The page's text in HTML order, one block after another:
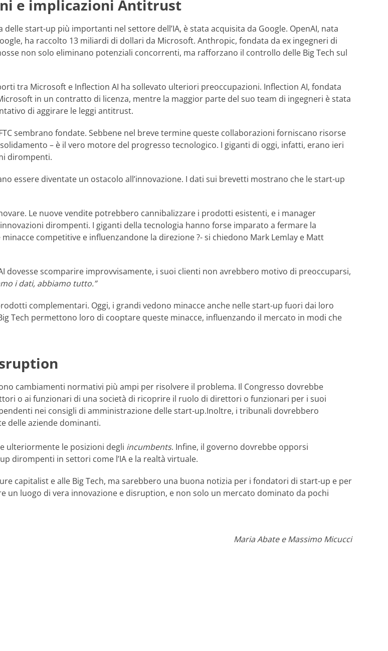
e implicazioni Antitrust
start-up più importanti nel settore dell’IA, è stata acquisita da Google. OpenAI, nata
ha raccolto 13 miliardi di dollari da Microsoft. Anthropic, fondata da ex ingegneri di
non solo eliminano potenziali concorrenti, ma rafforzano il controllo delle Big Tech sul
tra Microsoft e Inflection AI ha sollevato ulteriori preoccupazioni. Inflection AI, fondata
in un contratto di licenza, mentre la maggior parte del suo team di ingegneri è stata
di aggirare le leggi antitrust.
sembrano fondate. Sebbene nel breve termine queste collaborazioni forniscano risorse
– è il vero motore del progresso tecnologico. I giganti di oggi, infatti, erano ieri
dirompenti.
essere diventate un ostacolo all’innovazione. I dati sui brevetti mostrano che le start-up
Le nuove vendite potrebbero cannibalizzare i prodotti esistenti, e i manager
dirompenti. I giganti della tecnologia hanno forse imparato a fermare la
competitive e influenzandone la direzione ?- si chiedono Mark Lemlay e Matt
dovesse scomparire improvvisamente, i suoi clienti non avrebbero motivo di preoccuparsi,
i dati, abbiamo tutto.”
complementari. Oggi, i grandi vedono minacce anche nelle start-up fuori dai loro
Tech permettono loro di cooptare queste minacce, influenzando il mercato in modi che
cambiamenti normativi più ampi per risolvere il problema. Il Congresso dovrebbe
o ai funzionari di una società di ricoprire il ruolo di direttori o funzionari per i suoi
nei consigli di amministrazione delle start-up.Inoltre, i tribunali dovrebbero
delle aziende dominanti.
ulteriormente le posizioni degli incumbents. Infine, il governo dovrebbe opporsi
dirompenti in settori come l’IA e la realtà virtuale.
capitalist e alle Big Tech, ma sarebbero una buona notizia per i fondatori di start-up e per
un luogo di vera innovazione e disruption, e non solo un mercato dominato da pochi
Maria Abate e Massimo Micucci